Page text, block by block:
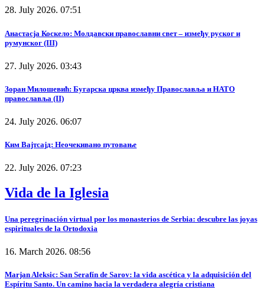
28. July 2026. 07:51
Анастасја Коскело: Молдавски православни свет – између руског и
румунског (III)
27. July 2026. 03:43
Зоран Милошевић: Бугарска црква између Православља и НАТО
православља (II)
24. July 2026. 06:07
Ким Вајтсајд: Неочекивано путовање
22. July 2026. 07:23
Vida de la Iglesia
Una peregrinación virtual por los monasterios de Serbia: descubre las joyas
espirituales de la Ortodoxia
16. March 2026. 08:56
Marjan Aleksic: San Serafín de Sarov: la vida ascética y la adquisición del
Espíritu Santo. Un camino hacia la verdadera alegría cristiana